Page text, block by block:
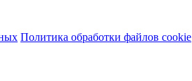
Политика обработки файлов cookie